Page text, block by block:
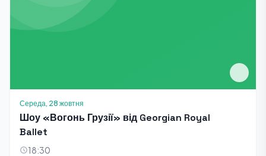
Середа, 28 жовтня
Шоу «Вогонь Грузії» від Georgian Royal
Ballet
18:30